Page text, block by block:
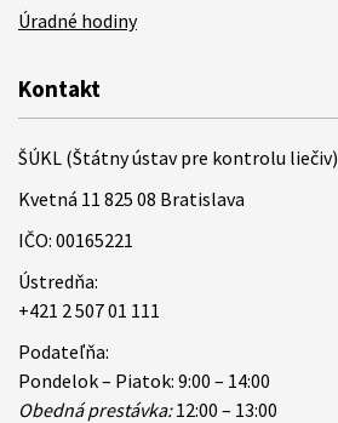
Úradné hodiny
Kontakt
ŠÚKL (Štátny ústav pre kontrolu liečiv)
Kvetná 11 825 08 Bratislava
IČO: 00165221
Ústredňa:
+421 2 507 01 111
Podateľňa:
Pondelok – Piatok: 9:00 – 14:00
Obedná prestávka:12:00 – 13:00